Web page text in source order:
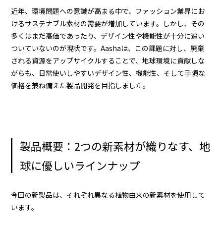
近年、環境問題への意識が高まる中で、ファッション業界にお
けるサステナブル素材の需要が増加しています。しかし、その
多くはまだ高価であったり、デザイン性や機能性が十分に追い
ついていないのが現状です。Aashaは、この課題に対し、廃棄
される資源をアップサイクルすることで、地球環境に貢献しな
がらも、日常使いしやすいデザイン性、機能性、そして手頃な
価格を兼ね備えた製品開発を目指しました。
製品概要：2つの新素材が織りなす、地
球に優しいラインナップ
今回の新製品は、それぞれ異なる植物由来の新素材を使用して
います。